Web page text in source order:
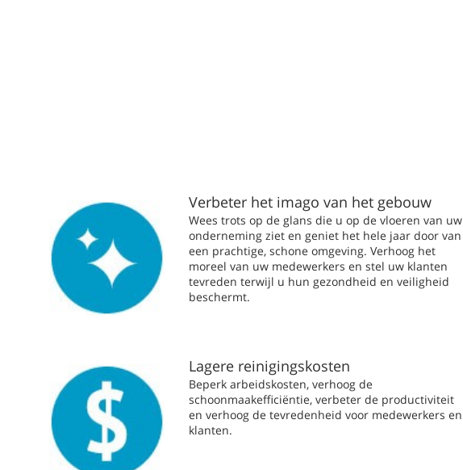
Verbeter het imago van het gebouw
Wees trots op de glans die u op de vloeren van uw
onderneming ziet en geniet het hele jaar door van
een prachtige, schone omgeving. Verhoog het
moreel van uw medewerkers en stel uw klanten
tevreden terwijl u hun gezondheid en veiligheid
beschermt.
Lagere reinigingskosten
Beperk arbeidskosten, verhoog de
schoonmaakefficiëntie, verbeter de productiviteit
en verhoog de tevredenheid voor medewerkers en
klanten.